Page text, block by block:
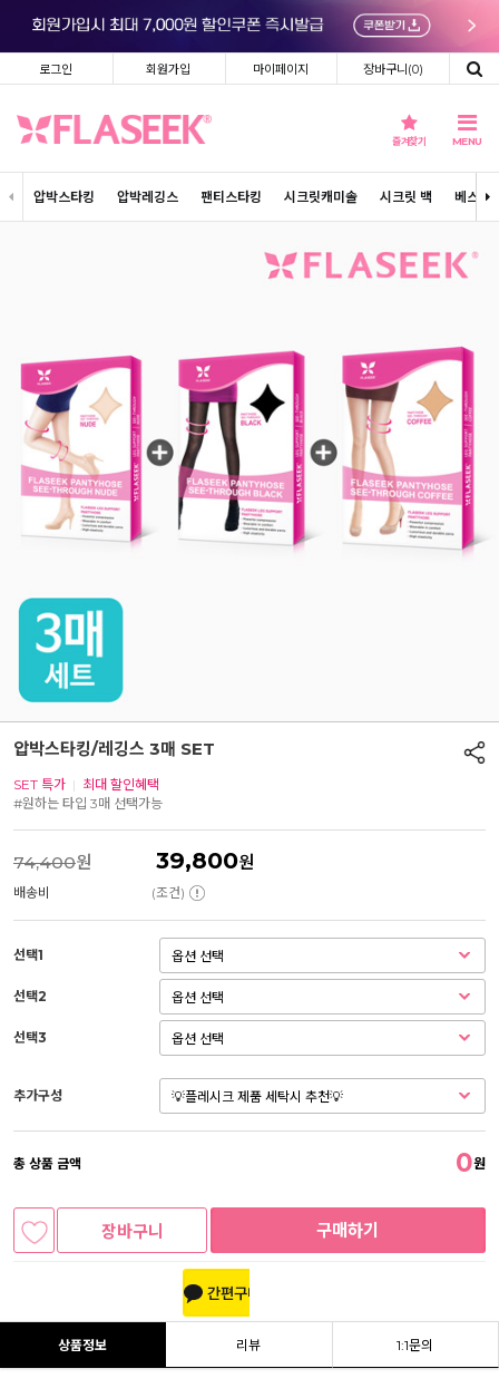
로그인 회원가입 마이페이지 장바구니(0)
즐겨찾기 MENU
압박스타킹 압박레깅스 팬티스타킹 시크릿캐미솔 시크릿 백 베스트
압박스타킹/레깅스 3매 SET
SET 특가 | 최대 할인혜택
#원하는 타입 3매 선택가능
74,400원 39,800원
배송비 (조건)
선택1
선택2
선택3
추가구성
총 상품 금액 0원
장바구니 구매하기
상품정보 리뷰 1:1문의